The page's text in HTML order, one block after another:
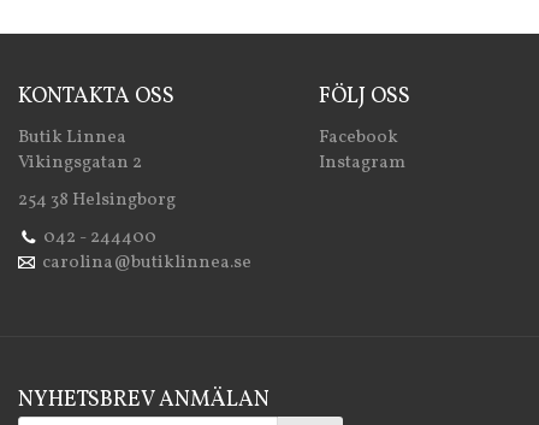
KONTAKTA OSS
Butik Linnea
Vikingsgatan 2
254 38 Helsingborg
042 - 244400
carolina@butiklinnea.se
FÖLJ OSS
Facebook
Instagram
NYHETSBREV ANMÄLAN